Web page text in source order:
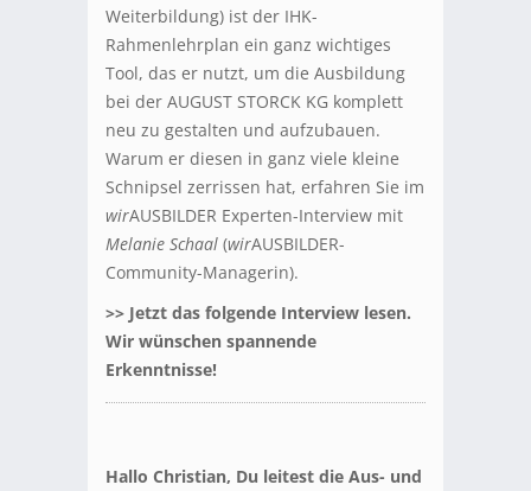
Weiterbildung) ist der IHK-
Rahmenlehrplan ein ganz wichtiges
Tool, das er nutzt, um die Ausbildung
bei der AUGUST STORCK KG komplett
neu zu gestalten und aufzubauen.
Warum er diesen in ganz viele kleine
Schnipsel zerrissen hat, erfahren Sie im
wirAUSBILDER Experten-Interview mit
Melanie Schaal (wirAUSBILDER-
Community-Managerin).
>> Jetzt das folgende Interview lesen.
Wir wünschen spannende
Erkenntnisse!
Hallo Christian, Du leitest die Aus- und